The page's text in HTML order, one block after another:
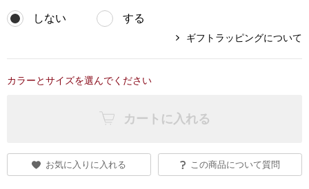
集
すべて見る
ショルダーバ
しない する
ギフトラッピングについて
カラーとサイズを選んでください
カートに入れる
お気に入りに入れる この商品について質問